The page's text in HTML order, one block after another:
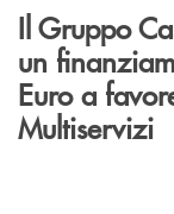
Il Gruppo
un
Euro a
Multiservizi